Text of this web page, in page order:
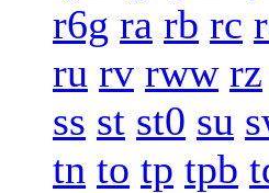
r6g ra rb rc
ru rv rww rz
ss st st0 su
tn to tp tpb